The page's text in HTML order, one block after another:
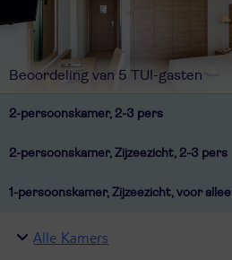
Beoordeling van 5 TUI-gasten
2-persoonskamer, 2-3 pers
2-persoonskamer, Zijzeezicht, 2-3 pers
1-persoonskamer, Zijzeezicht, voor
Alle Kamers